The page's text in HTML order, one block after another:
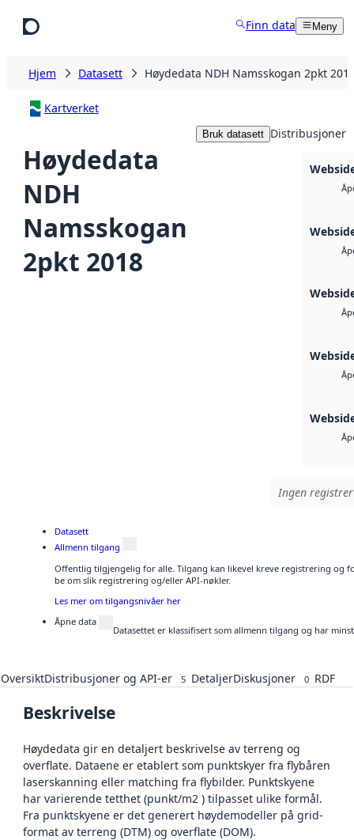
Finn data Meny
Hjem Datasett Høydedata NDH Namsskogan 2pkt
Kartverket
Høydedata
NDH
Namsskogan
2pkt 2018
Bruk datasett Distribusjoner
Ingen
Datasett
Allmenn tilgang
Offentlig tilgjengelig for alle. Tilgang kan likevel kreve registrering og
be om slik registrering og/eller API-nøkler.
Les mer om tilgangsnivåer her
Åpne data
Datasettet er klassifisert som allmenn tilgang og har
OversiktDistribusjoner og API-er 5 DetaljerDiskusjoner 0 RDF
Beskrivelse
Høydedata gir en detaljert beskrivelse av terreng og
overflate. Dataene er etablert som punktskyer fra flybåren
laserskanning eller matching fra flybilder. Punktskyene
har varierende tetthet (punkt/m2 ) tilpasset ulike formål.
Fra punktskyene er det generert høydemodeller på grid-
format av terreng (DTM) og overflate (DOM).